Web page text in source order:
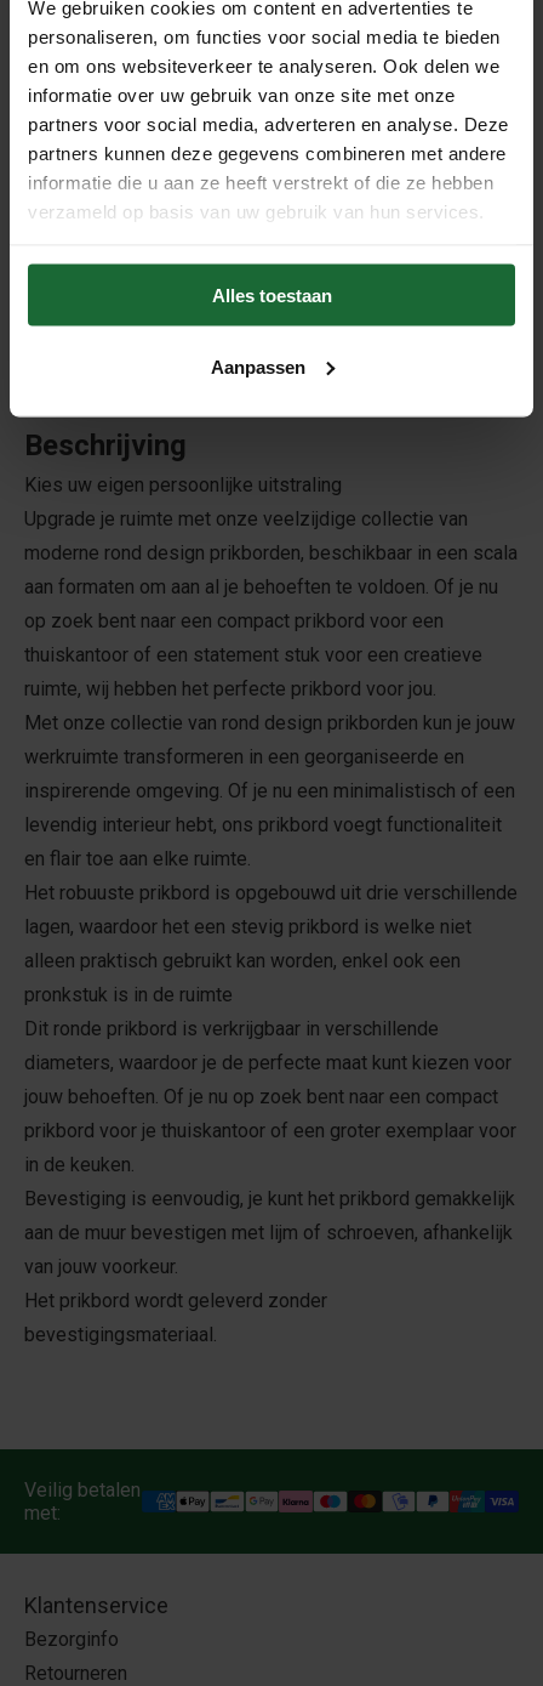
We gebruiken cookies om content en advertenties te
personaliseren, om functies voor social media te bieden
en om ons websiteverkeer te analyseren. Ook delen we
informatie over uw gebruik van onze site met onze
partners voor social media, adverteren en analyse. Deze
partners kunnen deze gegevens combineren met andere
informatie die u aan ze heeft verstrekt of die ze hebben
verzameld op basis van uw gebruik van hun services.
Alles toestaan
Aanpassen
€7,50 €5,95
Beschrijving
Kies uw eigen persoonlijke uitstraling
Upgrade je ruimte met onze veelzijdige collectie van
moderne rond design prikborden, beschikbaar in een scala
aan formaten om aan al je behoeften te voldoen. Of je nu
op zoek bent naar een compact prikbord voor een
thuiskantoor of een statement stuk voor een creatieve
ruimte, wij hebben het perfecte prikbord voor jou.
Met onze collectie van rond design prikborden kun je jouw
werkruimte transformeren in een georganiseerde en
inspirerende omgeving. Of je nu een minimalistisch of een
levendig interieur hebt, ons prikbord voegt functionaliteit
en flair toe aan elke ruimte.
Het robuuste prikbord is opgebouwd uit drie verschillende
lagen, waardoor het een stevig prikbord is welke niet
alleen praktisch gebruikt kan worden, enkel ook een
pronkstuk is in de ruimte
Dit ronde prikbord is verkrijgbaar in verschillende
diameters, waardoor je de perfecte maat kunt kiezen voor
jouw behoeften. Of je nu op zoek bent naar een compact
prikbord voor je thuiskantoor of een groter exemplaar voor
in de keuken.
Bevestiging is eenvoudig, je kunt het prikbord gemakkelijk
aan de muur bevestigen met lijm of schroeven, afhankelijk
van jouw voorkeur.
Het prikbord wordt geleverd zonder
bevestigingsmateriaal.
Veilig betalen
met:
Klantenservice
Bezorginfo
Retourneren